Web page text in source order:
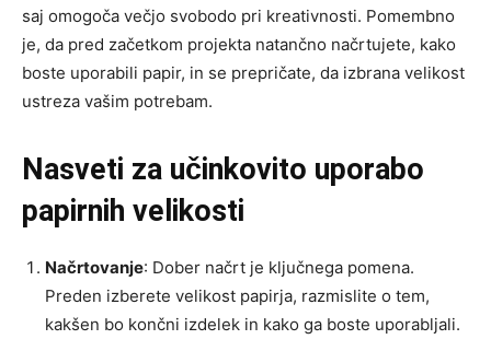
saj omogoča večjo svobodo pri kreativnosti. Pomembno
je, da pred začetkom projekta natančno načrtujete, kako
boste uporabili papir, in se prepričate, da izbrana velikost
ustreza vašim potrebam.
Nasveti za učinkovito uporabo
papirnih velikosti
Načrtovanje: Dober načrt je ključnega pomena.
Preden izberete velikost papirja, razmislite o tem,
kakšen bo končni izdelek in kako ga boste uporabljali.